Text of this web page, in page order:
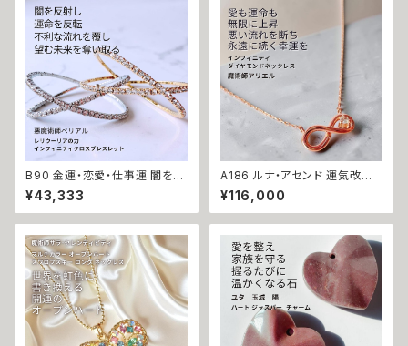
運 開運 チャンス 人気 沖縄 魅
力 ネイチャーパワー 向上
引き寄せ 愛され力 おまじない
占い 開運 家庭運 子宝 子授け
お守り 潜在能力開花 祈祷 沖縄
海 エネルギー ユタ ネイチャー
パワー ちゅら
B90 金運・恋愛・仕事運 闇を反
射し魔力を倍増させる レリウー
リアの力 インフィニティクロス
ビジュー ブレスレット バングル
ヤモンド 成就 お守り 叶う 好転
おまじない 本物 フリーサイズ
サバト 魔術 強力 貧困脱出
¥43,333
A186 ルナ・アセンド 運気改善
永遠の幸運を結ぶ フルムーン魔
術 開運 インフィニティ ダイヤモ
ンド 0.01ct K10 ネックレス 魔
願い 叶う 恋愛運 縁結び 限定
無限 ジュエリー ペンダント パ
ワーストーン
¥116,000